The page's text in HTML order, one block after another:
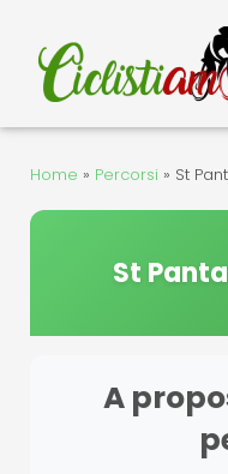
contenuto
Home » Percorsi » St
St
A